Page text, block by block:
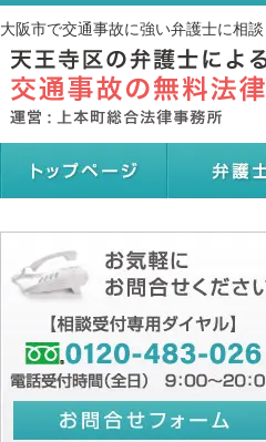
大阪市で交通事故に強い弁護士に相